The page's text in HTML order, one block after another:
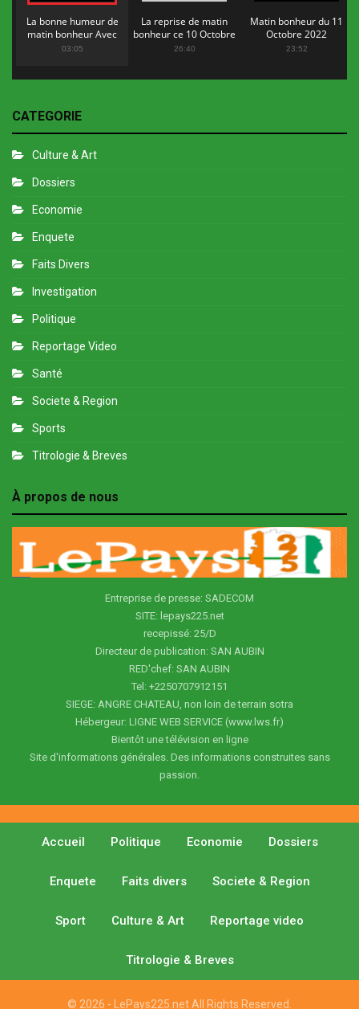
La bonne humeur de
matin bonheur Avec
Flopy Mendosa
03:05
La reprise de matin
bonheur ce 10 Octobre
2022
26:40
Matin bonheur du 11
Octobre 2022
23:52
CATEGORIE
Culture & Art
Dossiers
Economie
Enquete
Faits Divers
Investigation
Politique
Reportage Video
Santé
Societe & Region
Sports
Titrologie & Breves
À propos de nous
Entreprise de presse: SADECOM
SITE: lepays225.net
recepissé: 25/D
Directeur de publication: SAN AUBIN
RED'chef: SAN AUBIN
Tel: +2250707912151
SIEGE: ANGRE CHATEAU, non loin de terrain sotra
Hébergeur: LIGNE WEB SERVICE (www.lws.fr)
Bientôt une télévision en ligne
Site d'informations générales. Des informations construites sans
passion.
Accueil Politique Economie Dossiers
Enquete Faits divers Societe & Region
Sport Culture & Art Reportage video
Titrologie & Breves
© 2026 - LePays225.net All Rights Reserved.